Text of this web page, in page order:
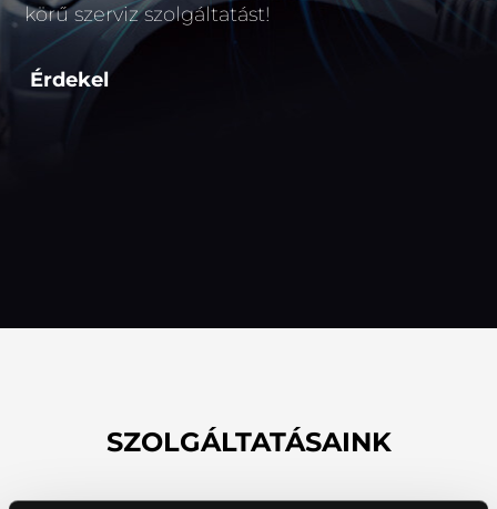
körű szerviz szolgáltatást!
Érdekel
SZOLGÁLTATÁSAINK